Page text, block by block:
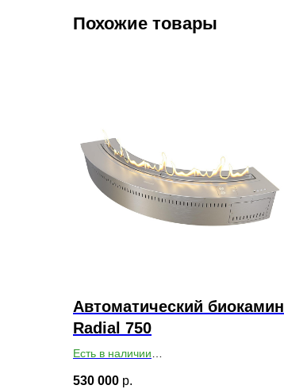
Похожие товары
Автоматический биокамин
Radial 750
Есть в наличии
530 000 р.